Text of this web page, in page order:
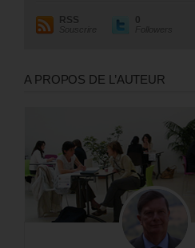
RSS
Souscrire
0
Followers
A PROPOS DE L’AUTEUR